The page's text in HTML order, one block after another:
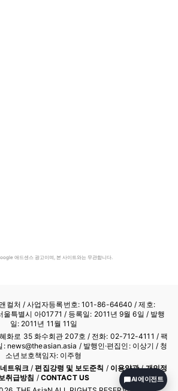
애드센스 광고이며, 본 사이트와는 무관합니다.
컬처 /사업자등록번호: 101-86-64640 / 제호:
특별시 아01771 / 등록일: 2011년 9월 6일 / 발행
일: 2011년 11월 11일
화로 35 화수회관 207호 / 전화: 02-712-4111 / 팩
: news@theasian.asia / 발행인·편집인: 이상기 / 청
소년보호책임자: 이주형
네트워크 /편집강령 및 보도준칙 / 이용약관/개인정
보취급방침 / CONTACT US
AI 에이전트